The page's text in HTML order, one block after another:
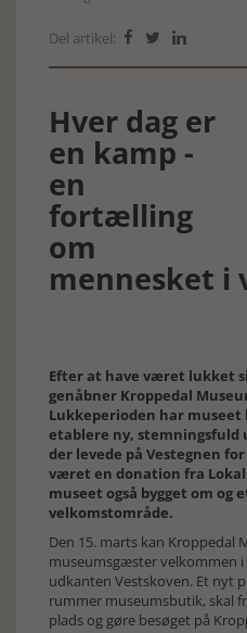
Del artikel:   
Hver dag er
en kamp -
en
fortælling
om
mennesket i
Efter at have været lukket
genåbner Kroppedal
Lukkeperioden har
etablere ny, stemningsfuld
der levede på Vestegnen
været en donation fra
museet også bygget om og
velkomstområde.
Den 15. marts kan Kroppedal
museumsgæster velkommen i
udkanten Vestskoven. Et nyt
rummer museumsbutik, skal
plads og gøre besøget på